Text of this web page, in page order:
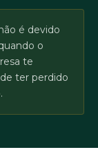
é devido
o
te
ter perdido